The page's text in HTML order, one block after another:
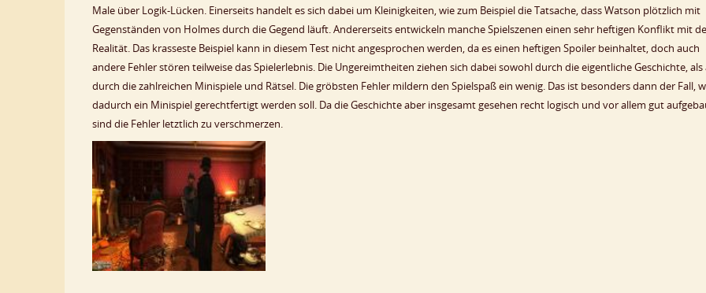
Male über Logik-Lücken. Einerseits handelt es sich dabei um Kleinigkeiten, wie zum Beispiel die Tatsache, dass Watson plötzlich mit
Gegenständen von Holmes durch die Gegend läuft. Andererseits entwickeln manche Spielszenen einen sehr heftigen Konflikt mit
Realität. Das krasseste Beispiel kann in diesem Test nicht angesprochen werden, da es einen heftigen Spoiler beinhaltet, doch auch
andere Fehler stören teilweise das Spielerlebnis. Die Ungereimtheiten ziehen sich dabei sowohl durch die eigentliche Geschichte, als
durch die zahlreichen Minispiele und Rätsel. Die gröbsten Fehler mildern den Spielspaß ein wenig. Das ist besonders dann der Fall,
dadurch ein Minispiel gerechtfertigt werden soll. Da die Geschichte aber insgesamt gesehen recht logisch und vor allem gut
sind die Fehler letztlich zu verschmerzen.